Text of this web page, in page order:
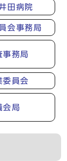
田病院
会事務局
事務局
委員会
会局